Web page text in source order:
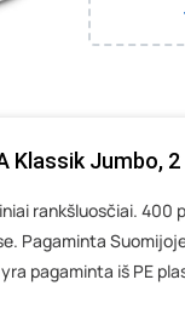
Klassik Jumbo, 2
rankšluosčiai. 400
Pagaminta
pagaminta iš PE